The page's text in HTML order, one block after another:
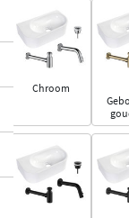
Chroom